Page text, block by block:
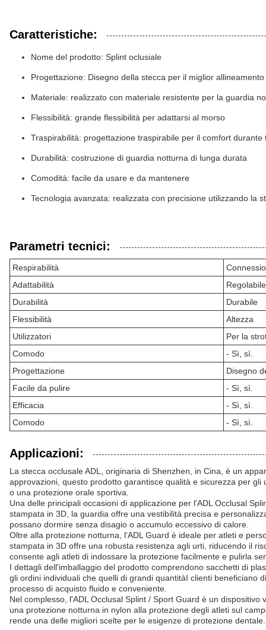
Caratteristiche:
Nome del prodotto: Splint oclusiale
Progettazione: Disegno della stecca per il miglior
Materiale: realizzato con materiale resistente per la guardia
Flessibilità: grande flessibilità per adattarsi al morso
Traspirabilità: progettazione traspirabile per il comfort durante
Durabilità: costruzione di guardia notturna di lunga durata
Comodità: facile da usare e da mantenere
Tecnologia avanzata: realizzata con precisione utilizzando la
Parametri tecnici:
Respirabilità
Adattabilità
Durabilità
Durabile
Flessibilità
Altezza
Utilizzatori
Per la
Comodo
- Sì, sì.
Progettazione
Disegno
Facile da pulire
- Sì, sì.
Efficacia
- Sì, sì.
Comodo
- Sì, sì.
Applicazioni:
La stecca occlusale ADL, originaria di Shenzhen, in Cina, è un
approvazioni, questo prodotto garantisce qualità e sicurezza per
o una protezione orale sportiva.
Una delle principali occasioni di applicazione per l'ADL Occlusal
stampata in 3D, la guardia offre una vestibilità precisa e
possano dormire senza disagio o accumulo eccessivo di calore.
Oltre alla protezione notturna, l'ADL Guard è ideale per atleti e
stampata in 3D offre una robusta resistenza agli urti, riducendo il
consente agli atleti di indossare la protezione facilmente e pulirla
I dettagli dell'imballaggio del prodotto comprendono sacchetti di
gli ordini individuali che quelli di grandi quantitàI clienti beneficiano
processo di acquisto fluido e conveniente.
Nel complesso, l'ADL Occlusal Splint / Sport Guard è un
una protezione notturna in nylon alla protezione degli atleti sul
rende una delle migliori scelte per le esigenze di protezione dentale.